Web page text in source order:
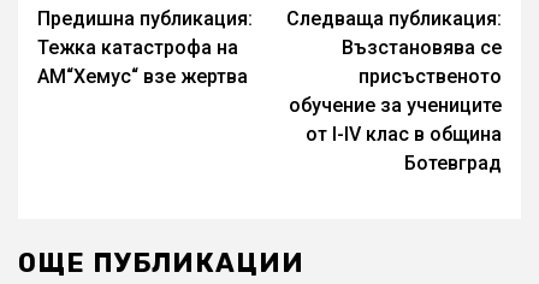
Continue
Reading
Предишна публикация:
Тежка катастрофа на
АМ“Хемус“ взе жертва
Следваща публикация:
Възстановява се
присъственото
обучение за учениците
от I-IV клас в община
Ботевград
ОЩЕ ПУБЛИКАЦИИ